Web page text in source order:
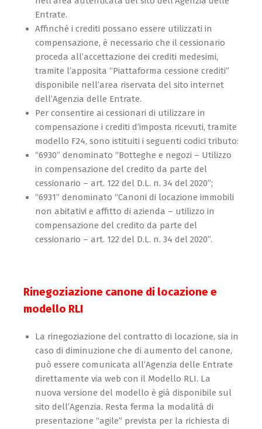
Entrate.
Affinché i crediti possano essere utilizzati in
compensazione, è necessario che il cessionario
proceda all’accettazione dei crediti medesimi,
tramite l’apposita “Piattaforma cessione crediti”
disponibile nell’area riservata del sito internet
dell’Agenzia delle Entrate.
Per consentire ai cessionari di utilizzare in
compensazione i crediti d’imposta ricevuti, tramite
modello F24, sono istituiti i seguenti codici tributo:
“6930” denominato “Botteghe e negozi – Utilizzo
in compensazione del credito da parte del
cessionario – art. 122 del D.L. n. 34 del 2020”;
“6931” denominato “Canoni di locazione immobili
non abitativi e affitto di azienda – utilizzo in
compensazione del credito da parte del
cessionario – art. 122 del D.L. n. 34 del 2020”.
Rinegoziazione canone di locazione e
modello RLI
La rinegoziazione del contratto di locazione, sia in
caso di diminuzione che di aumento del canone,
può essere comunicata all’Agenzia delle Entrate
direttamente via web con il Modello RLI. La
nuova versione del modello è già disponibile sul
sito dell’Agenzia. Resta ferma la modalità di
presentazione “agile” prevista per la richiesta di